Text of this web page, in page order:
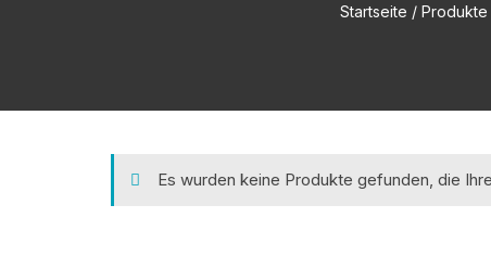
Startseite / Produkte
Es wurden keine Produkte gefunden, die